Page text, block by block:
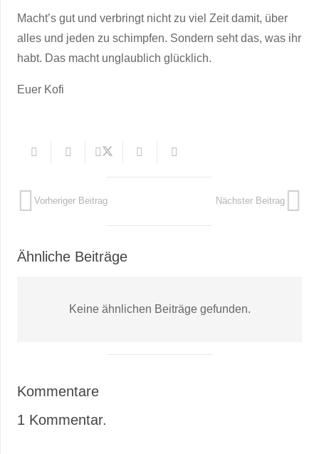
Macht’s gut und verbringt nicht zu viel Zeit damit, über
alles und jeden zu schimpfen. Sondern seht das, was ihr
habt. Das macht unglaublich glücklich.
Euer Kofi
Vorheriger Beitrag Nächster Beitrag
Ähnliche Beiträge
Keine ähnlichen Beiträge gefunden.
Kommentare
1 Kommentar.